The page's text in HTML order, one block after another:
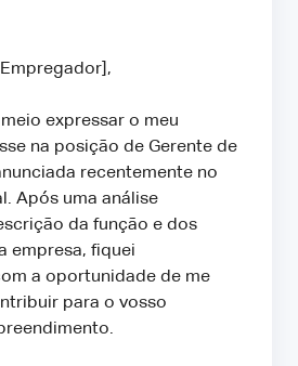
expressar o meu
na posição de Gerente de
recentemente no
Após uma análise
da função e dos
empresa, fiquei
a oportunidade de me
para o vosso